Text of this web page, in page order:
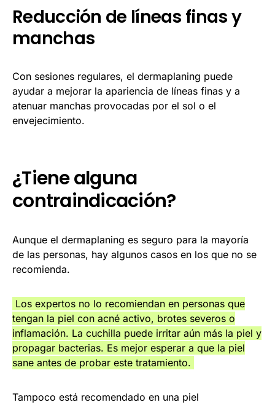
Reducción de líneas finas y
manchas
Con sesiones regulares, el dermaplaning puede
ayudar a mejorar la apariencia de líneas finas y a
atenuar manchas provocadas por el sol o el
envejecimiento.
¿Tiene alguna
contraindicación?
Aunque el dermaplaning es seguro para la mayoría
de las personas, hay algunos casos en los que no se
recomienda.
Los expertos no lo recomiendan en personas que
tengan la piel con acné activo, brotes severos o
inflamación. La cuchilla puede irritar aún más la piel y
propagar bacterias. Es mejor esperar a que la piel
sane antes de probar este tratamiento.
Tampoco está recomendado en una piel